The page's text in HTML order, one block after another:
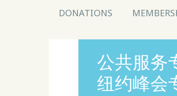
content
DONATIONS
公共服务
纽约峰会